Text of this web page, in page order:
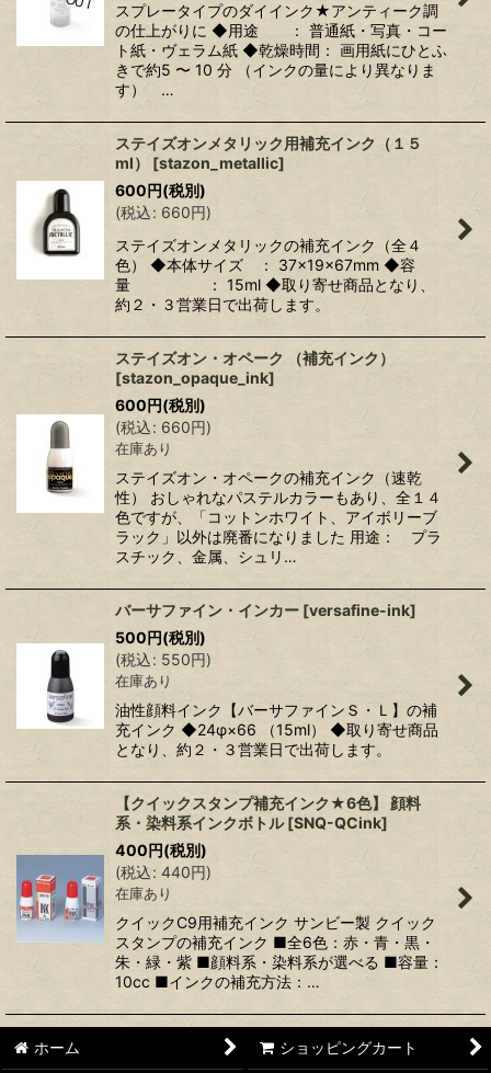
スプレータイプのダイインク★アンティーク調
の仕上がりに ◆用途 ： 普通紙・写真・コー
ト紙・ヴェラム紙 ◆乾燥時間： 画用紙にひとふ
きで約5 〜 10 分 （インクの量により異なりま
す） …
ステイズオンメタリック用補充インク（１５
ml）
[stazon_metallic]
600円(税別)
(税込: 660円)
ステイズオンメタリックの補充インク（全４
色） ◆本体サイズ ： 37×19×67mm ◆容
量 ： 15ml ◆取り寄せ商品となり、
約２・３営業日で出荷します。
ステイズオン・オペーク （補充インク）
[stazon_opaque_ink]
600円(税別)
(税込: 660円)
在庫あり
ステイズオン・オペークの補充インク（速乾
性） おしゃれなパステルカラーもあり、全１４
色ですが、「コットンホワイト、アイボリーブ
ラック」以外は廃番になりました 用途： プラ
スチック、金属、シュリ…
バーサファイン・インカー [versafine-ink]
500円(税別)
(税込: 550円)
在庫あり
油性顔料インク【バーサファインＳ・Ｌ】の補
充インク ◆24φ×66 （15ml） ◆取り寄せ商品
となり、約２・３営業日で出荷します。
【クイックスタンプ補充インク★6色】 顔料
系・染料系インクボトル [SNQ-QCink]
400円(税別)
(税込: 440円)
在庫あり
クイックC9用補充インク サンビー製 クイック
スタンプの補充インク ■全6色：赤・青・黒・
朱・緑・紫 ■顔料系・染料系が選べる ■容量：
10cc ■インクの補充方法：…
ホーム ショッピングカート